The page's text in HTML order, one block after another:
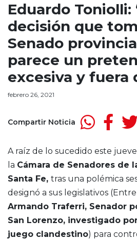
Eduardo Toniolli:
decisión que
Senado
parece un
excesiva y fuera
febrero 26, 2021
Compartir Noticia
A raíz de lo sucedido este
la Cámara de Senadores de
Santa Fe, tras una polémica
designó a sus legislativos
Armando Traferri, Senador
San Lorenzo, investigado
juego clandestino) para